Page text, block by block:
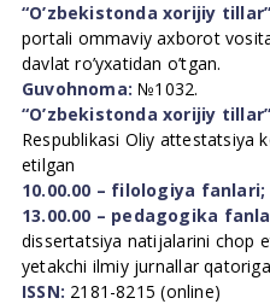
“O’zbekistonda xorijiy tillar”
portali ommaviy axborot
davlat ro’yxatidan o’tgan.
Guvohnoma: №1032.
“O’zbekistonda xorijiy tillar”
Respublikasi Oliy attestatsiya
etilgan
10.00.00 – filologiya fanlari;
13.00.00 – pedagogika
dissertatsiya natijalarini chop
yetakchi ilmiy jurnallar
ISSN: 2181-8215 (online)